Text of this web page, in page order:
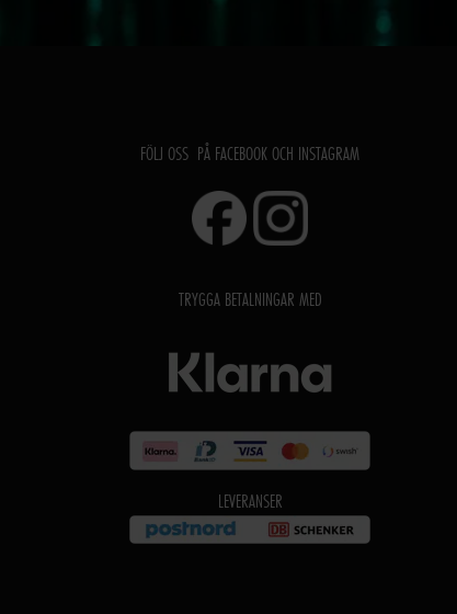
FÖLJ OSS PÅ FACEBOOK OCH INSTAGRAM
TRYGGA BETALNINGAR MED
LEVERANSER